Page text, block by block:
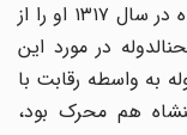
مظفرالدین­شاه نیز نائل آمد؛ اما مظفرالدین­شاه در سال ۱۳۱۷ او را از
در مورد این
به واسطه رقابت با
هم محرک بود،